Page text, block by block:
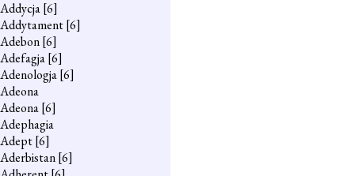
Addycja[6]
Addytament[6]
Adebon[6]
Adefagja[6]
Adenologja[6]
Adeona
Adeona[6]
Adephagia
Adept[6]
Aderbistan[6]